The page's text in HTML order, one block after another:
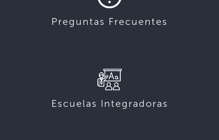
Preguntas Frecuentes
Escuelas Integradoras